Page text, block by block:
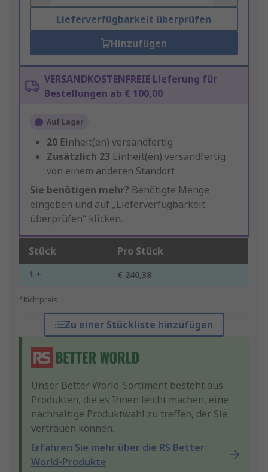
Lieferverfügbarkeit überprüfen
Hinzufügen
VERSANDKOSTENFREIE Lieferung für
Bestellungen ab € 100,00
Auf Lager
20 Einheit(en) versandfertig
Zusätzlich 23 Einheit(en) versandfertig
von einem anderen Standort
Sie benötigen mehr? Benötigte Menge
eingeben und auf „Lieferverfügbarkeit
überprüfen“ klicken.
Stück Pro Stück
1 + € 240,38
*Richtpreis
Zu einer Stückliste hinzufügen
Unser Better World-Sortiment besteht aus
Produkten, die es Ihnen leicht machen, eine
nachhaltige Produktwahl zu treffen, der Sie
vertrauen können.
Erfahren Sie mehr über die RS Better
World-Produkte